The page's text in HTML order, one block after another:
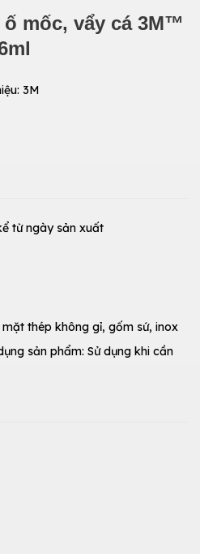
mốc, vẩy cá 3M™
3M
từ ngày sản xuất
thép không gỉ, gốm sứ, inox
sản phẩm: Sử dụng khi cần